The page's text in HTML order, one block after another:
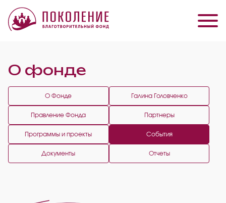
О фонде
О Фонде Галина Головченко
Правление Фонда Партнеры
Программы и проекты События
Документы Отчеты